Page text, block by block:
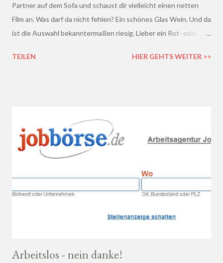
Partner auf dem Sofa und schaust dir vielleicht einen netten
Film an. Was darf da nicht fehlen? Ein schönes Glas Wein. Und da
ist die Auswahl bekanntermaßen riesig. Lieber ein Rot- oder
lieblich? Du hast die Qual der Wahl :D Wenn du so wie ich kaum
TEILEN HIER GEHTS WEITER >>
Arbeitslos - nein danke!